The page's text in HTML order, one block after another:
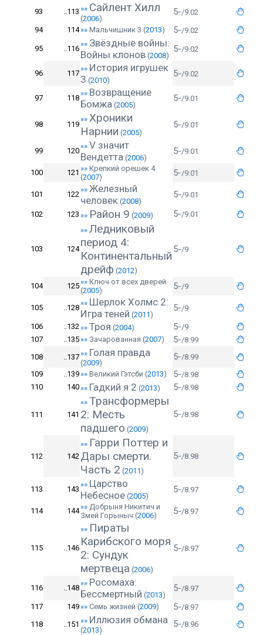
93 ..113 »» Сайлент Хилл
(2006)
5-/9.02
94
114»» Мальчишник 3 (2013) 5-/9.02
95 ..116
»» Звёздные войны:
Войны клонов (2008)
5-/9.02
96 117
»» История игрушек
3 (2010)
5-/9.02
97 118
»» Возвращение
Бомжа (2005)
5-/9.01
98 119
»» Хроники
Нарнии (2005)
5-/9.01
99 120
»» V значит
Вендетта (2006)
5-/9.01
100 121 »» Крепкий орешек 4
(2007) 5-/9.01
101 122
»» Железный
человек (2008)
5-/9.01
102 123 »» Район 9 (2009) 5-/9.01
103 124
»» Ледниковый
период 4:
Континентальный
дрейф (2012)
5-/9
104 125»» Ключ от всех дверей
(2005) 5-/9
105 ..128
»» Шерлок Холмс 2:
Игра теней (2011)
5-/9
106 ..132»» Троя (2004) 5-/9
107
..135»» Зачарованная (2007) 5-/8.99
108
..137»» Голая правда
(2009)
5-/8.99
109
..139»» Великий Гэтсби (2013) 5-/8.98
110
140»» Гадкий я 2 (2013) 5-/8.98
111 141
»» Трансформеры
2: Месть
падшего (2009)
5-/8.98
112 142
»» Гарри Поттер и
Дары cмерти.
Часть 2 (2011)
5-/8.98
113 143
»» Царство
Небесное (2005)
5-/8.97
114 144»» Добрыня Никитич и
Змей Горыныч (2006) 5-/8.97
115 ..146
»» Пираты
Карибского моря
2: Сундук
мертвеца (2006)
5-/8.97
116 ..148
»» Росомаха:
Бессмертный (2013)
5-/8.97
117 149»» Семь жизней (2009) 5-/8.97
118
..151 »» Иллюзия обмана
(2013)
5-/8.96